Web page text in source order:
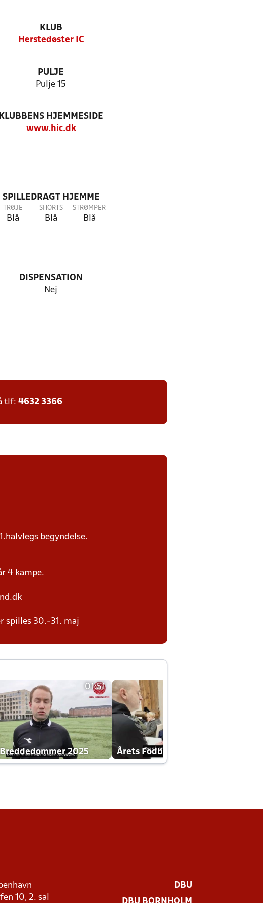
KLUB
Herstedøster IC
PULJE
Pulje 15
KLUBBENS HJEMMESIDE
www.hic.dk
SPILLEDRAGT HJEMME
TRØJE
Blå
SHORTS
Blå
STRØMPER
Blå
DISPENSATION
Nej
tlf: 4632 3366
begyndelse.
4 kampe.
spilles 30.-31. maj
01:51
2025 Årets Fodboldklub 2025 mp4
10, 2. sal
DBU